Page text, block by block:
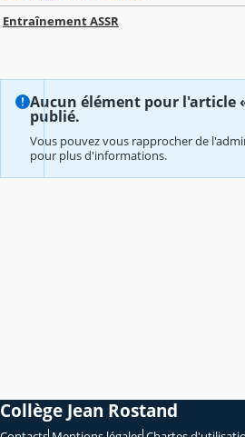
Entraînement ASSR
Aucun élément pour l'article
publié.
Vous pouvez vous rapprocher de
pour plus d'informations.
Collège Jean Rostand